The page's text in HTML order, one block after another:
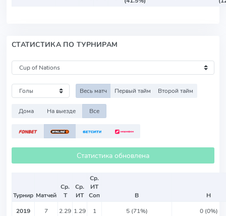
СТАТИСТИКА ПО ТУРНИРАМ
Весь матч Первый тайм Второй тайм
Дома На выезде Все
Статистика обновлена
Турнир Матчей
Ср.
Т
Ср.
ИТ
Ср.
ИТ
Соп
В
Н
2019
7 2.29 1.29 1 5 (71%)
0 (0%)